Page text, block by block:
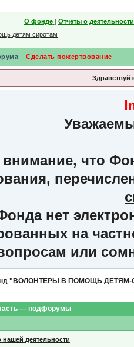
О фонде | Отчеты о
Сделать пожертвование
что
нет
на
или
"ВОЛОНТЕРЫ В ПОМОЩЬ
— подфорумы
деятельности